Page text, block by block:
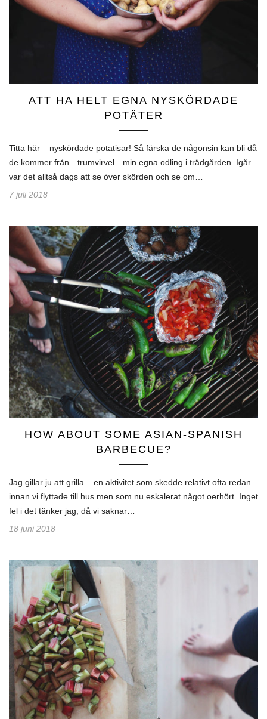
ATT HA HELT EGNA NYSKÖRDADE
POTÄTER
Titta här – nyskördade potatisar! Så färska de någonsin kan bli då
de kommer från…trumvirvel…min egna odling i trädgården. Igår
var det alltså dags att se över skörden och se om…
7 juli 2018
HOW ABOUT SOME ASIAN-SPANISH
BARBECUE?
Jag gillar ju att grilla – en aktivitet som skedde relativt ofta redan
innan vi flyttade till hus men som nu eskalerat något oerhört. Inget
fel i det tänker jag, då vi saknar…
18 juni 2018